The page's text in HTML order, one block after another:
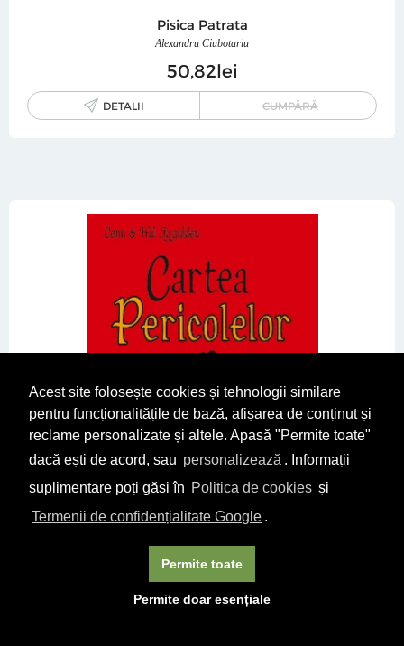
Acest site folosește cookies și tehnologii similare
pentru funcționalitățile de bază, afișarea de conținut și
reclame personalizate și altele. Apasă "Permite toate"
dacă ești de acord, sau personalizează . Informații
suplimentare poți găsi în Politica de cookies și
Termenii de confidențialitate Google .
Permite doar esențiale
Permite toate
Pisica Patrata
Alexandru Ciubotariu
5082lei
DETALII CUMPĂRĂ
Conn Iggulden Hal Iggulden
7118lei